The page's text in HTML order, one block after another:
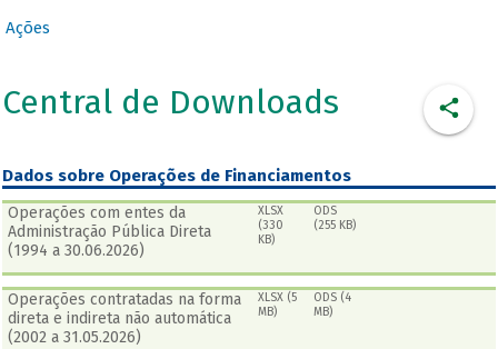
Ações
Central de Downloads
Dados sobre Operações de Financiamentos
Operações com entes da
Administração Pública Direta
(1994 a 30.06.2026)
XLSX
(330
KB)
ODS
(255 KB)
Operações contratadas na forma
direta e indireta não automática
(2002 a 31.05.2026)
XLSX (5
MB)
ODS (4
MB)